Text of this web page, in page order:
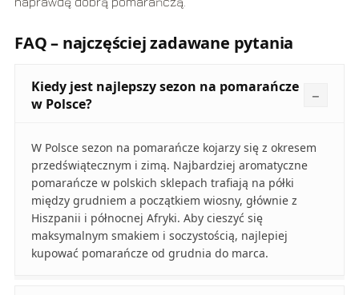
FAQ – najczęściej zadawane pytania
Kiedy jest najlepszy sezon na pomarańcze
w Polsce?
W Polsce sezon na pomarańcze kojarzy się z okresem
przedświątecznym i zimą. Najbardziej aromatyczne
pomarańcze w polskich sklepach trafiają na półki
między grudniem a początkiem wiosny, głównie z
Hiszpanii i północnej Afryki. Aby cieszyć się
maksymalnym smakiem i soczystością, najlepiej
kupować pomarańcze od grudnia do marca.